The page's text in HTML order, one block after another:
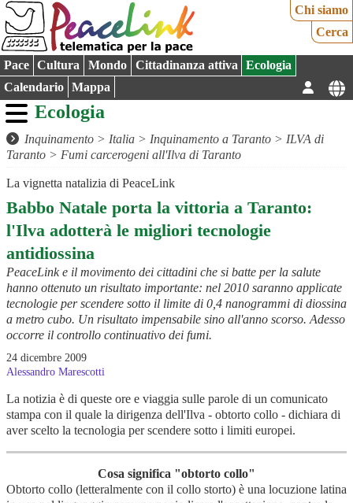
Chi siamo
Cerca
Pace Cultura Mondo Cittadinanza attiva
Ecologia
Calendario
Mappa
Ecologia
Inquinamento > Italia > Inquinamento a Taranto > ILVA di
Taranto > Fumi carcerogeni all'Ilva di Taranto
La vignetta natalizia di PeaceLink
Babbo Natale porta la vittoria a Taranto:
l'Ilva adotterà le migliori tecnologie
antidiossina
PeaceLink e il movimento dei cittadini che si batte per la salute
hanno ottenuto un risultato importante: nel 2010 saranno applicate
tecnologie per scendere sotto il limite di 0,4 nanogrammi di diossina
a metro cubo. Un risultato impensabile sino all'anno scorso. Adesso
occorre il controllo continuativo dei fumi.
24 dicembre 2009
Alessandro Marescotti
La notizia è di queste ore e viaggia sulle parole di un comunicato
stampa con il quale la dirigenza dell'Ilva - obtorto collo - dichiara di
aver scelto la tecnologia per scendere sotto i limiti europei.
Cosa significa "obtorto collo"
Obtorto collo (letteralmente con il collo storto) è una locuzione latina